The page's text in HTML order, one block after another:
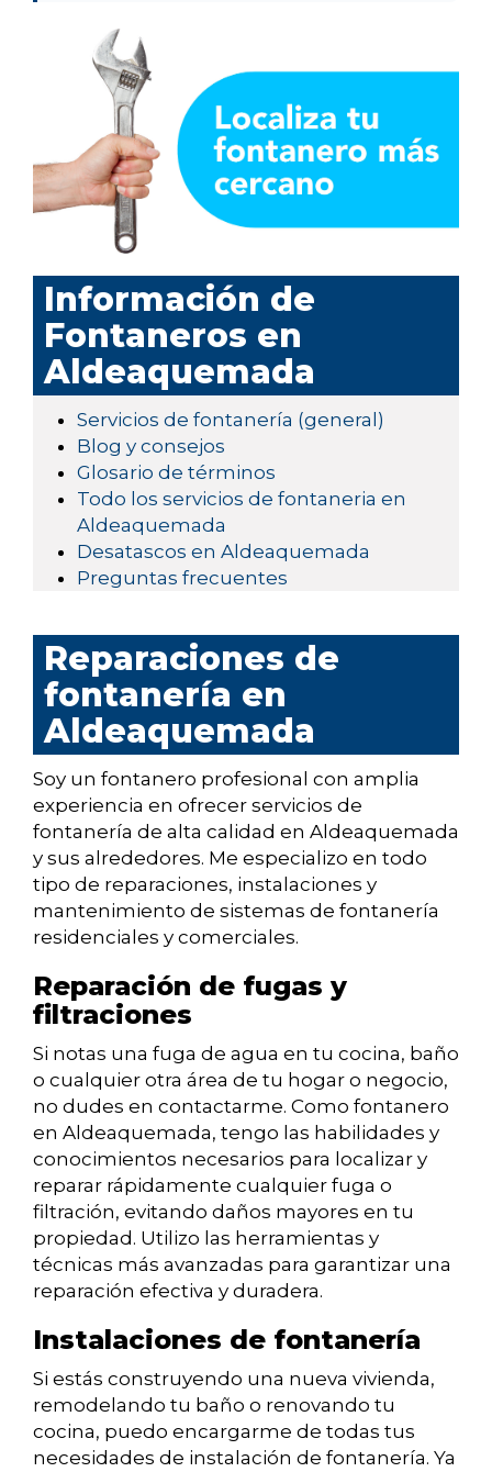
Información de
Fontaneros en
Aldeaquemada
Servicios de fontanería (general)
Blog y consejos
Glosario de términos
Todo los servicios de fontaneria en
Aldeaquemada
Desatascos en Aldeaquemada
Preguntas frecuentes
Reparaciones de
fontanería en
Aldeaquemada
Soy un fontanero profesional con amplia
experiencia en ofrecer servicios de
fontanería de alta calidad en Aldeaquemada
y sus alrededores. Me especializo en todo
tipo de reparaciones, instalaciones y
mantenimiento de sistemas de fontanería
residenciales y comerciales.
Reparación de fugas y
filtraciones
Si notas una fuga de agua en tu cocina, baño
o cualquier otra área de tu hogar o negocio,
no dudes en contactarme. Como fontanero
en Aldeaquemada, tengo las habilidades y
conocimientos necesarios para localizar y
reparar rápidamente cualquier fuga o
filtración, evitando daños mayores en tu
propiedad. Utilizo las herramientas y
técnicas más avanzadas para garantizar una
reparación efectiva y duradera.
Instalaciones de fontanería
Si estás construyendo una nueva vivienda,
remodelando tu baño o renovando tu
cocina, puedo encargarme de todas tus
necesidades de instalación de fontanería. Ya